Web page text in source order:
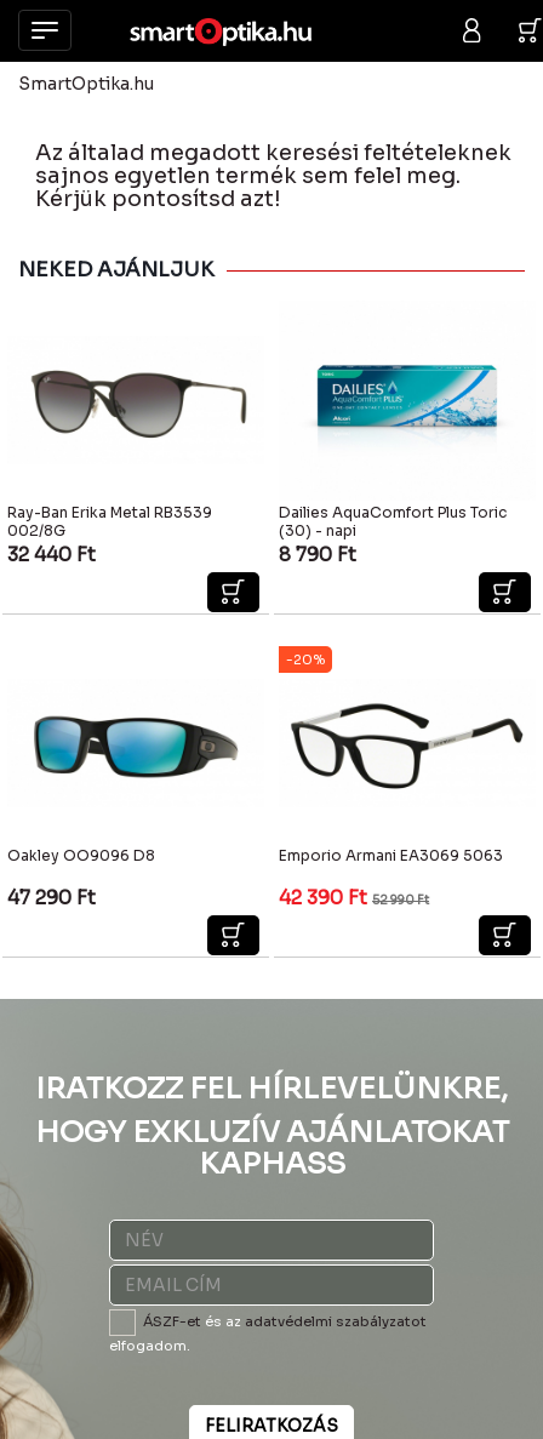
SmartOptika.hu
Az általad megadott keresési feltételeknek
sajnos egyetlen termék sem felel meg.
Kérjük pontosítsd azt!
NEKED AJÁNLJUK
Ray-Ban Erika Metal RB3539
002/8G
32 440 Ft
Dailies AquaComfort Plus Toric
(30) - napi
8 790 Ft
Oakley OO9096 D8
47 290 Ft
-20%
Emporio Armani EA3069 5063
42 390 Ft 52 990Ft
IRATKOZZ FEL HÍRLEVELÜNKRE,
HOGY EXKLUZÍV AJÁNLATOKAT
KAPHASS
ÁSZF-et és az adatvédelmi szabályzatot
elfogadom.
FELIRATKOZÁS